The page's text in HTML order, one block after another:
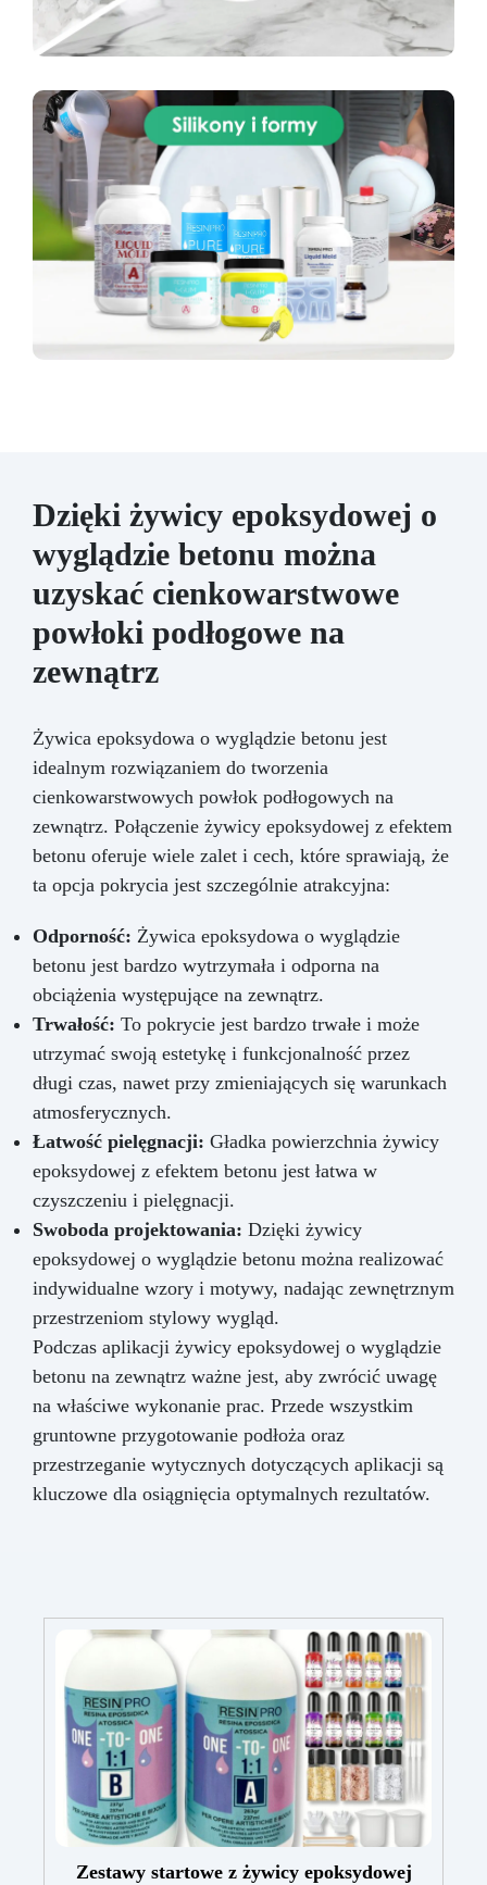
Dzięki żywicy epoksydowej o
wyglądzie betonu można
uzyskać cienkowarstwowe
powłoki podłogowe na
zewnątrz
Żywica epoksydowa o wyglądzie betonu jest
idealnym rozwiązaniem do tworzenia
cienkowarstwowych powłok podłogowych na
zewnątrz. Połączenie żywicy epoksydowej z efektem
betonu oferuje wiele zalet i cech, które sprawiają, że
ta opcja pokrycia jest szczególnie atrakcyjna:
Odporność: Żywica epoksydowa o wyglądzie
betonu jest bardzo wytrzymała i odporna na
obciążenia występujące na zewnątrz.
Trwałość: To pokrycie jest bardzo trwałe i może
utrzymać swoją estetykę i funkcjonalność przez
długi czas, nawet przy zmieniających się warunkach
atmosferycznych.
Łatwość pielęgnacji: Gładka powierzchnia żywicy
epoksydowej z efektem betonu jest łatwa w
czyszczeniu i pielęgnacji.
Swoboda projektowania: Dzięki żywicy
epoksydowej o wyglądzie betonu można realizować
indywidualne wzory i motywy, nadając zewnętrznym
przestrzeniom stylowy wygląd.
Podczas aplikacji żywicy epoksydowej o wyglądzie
betonu na zewnątrz ważne jest, aby zwrócić uwagę
na właściwe wykonanie prac. Przede wszystkim
gruntowne przygotowanie podłoża oraz
przestrzeganie wytycznych dotyczących aplikacji są
kluczowe dla osiągnięcia optymalnych rezultatów.
Zestawy startowe z żywicy epoksydowej